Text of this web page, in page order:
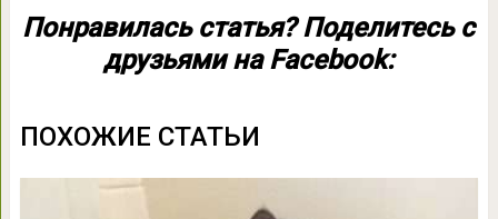
Понравилась статья? Поделитесь с
друзьями на Facebook:
ПОХОЖИЕ СТАТЬИ